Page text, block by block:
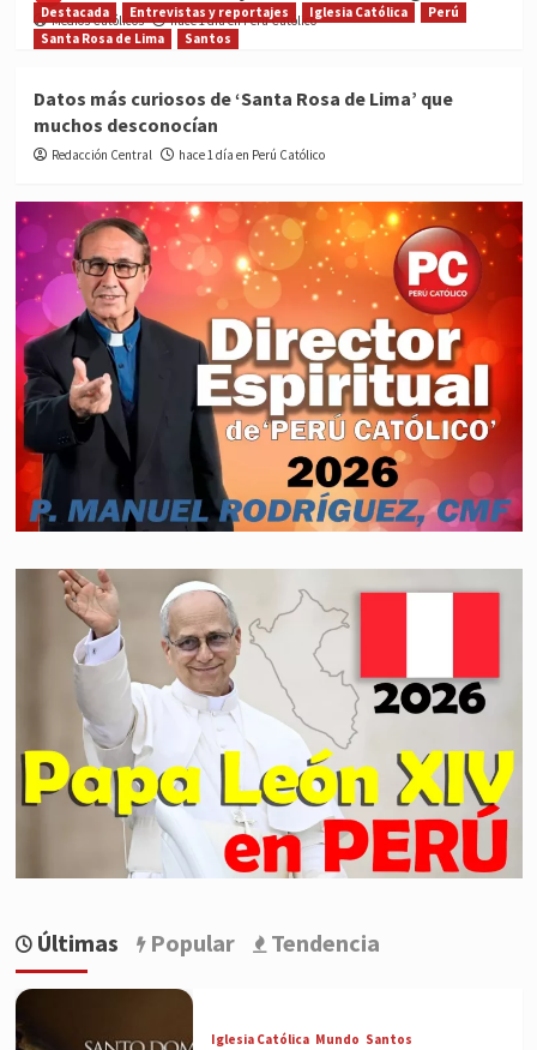
Medios Católicos hace 1 día en Perú Católico
Destacada Entrevistas y reportajes Iglesia Católica
Perú
Santa Rosa de Lima
Santos
Datos más curiosos de ‘Santa Rosa de Lima’ que
muchos desconocían
Redacción Central hace 1 día en Perú Católico
Últimas Popular Tendencia
Iglesia Católica Mundo Santos